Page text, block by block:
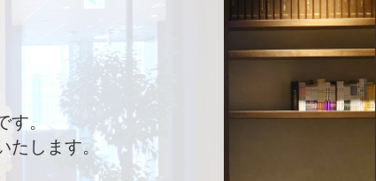
す。
たします。